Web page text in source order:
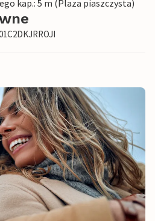
kap.: 5 m (Plaza piaszczysta)